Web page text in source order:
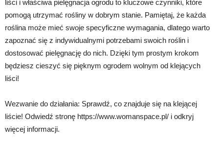
liści i właściwa pielęgnacja ogrodu to kluczowe czynniki, które
pomogą utrzymać rośliny w dobrym stanie. Pamiętaj, że każda
roślina może mieć swoje specyficzne wymagania, dlatego warto
zapoznać się z indywidualnymi potrzebami swoich roślin i
dostosować pielęgnację do nich. Dzięki tym prostym krokom
będziesz cieszyć się pięknym ogrodem wolnym od klejących
liści!
Wezwanie do działania: Sprawdź, co znajduje się na klejącej
liście! Odwiedź stronę https://www.womanspace.pl/ i odkryj
więcej informacji.